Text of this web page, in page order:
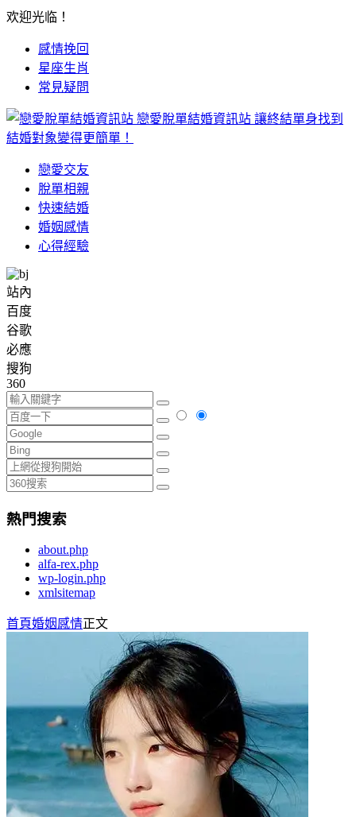
欢迎光临！
感情挽回
星座生肖
常見疑問
戀愛脫單結婚資訊站 讓終結單身找到
結婚對象變得更簡單！
戀愛交友
脫單相親
快速結婚
婚姻感情
心得經驗
站內
百度
谷歌
必應
搜狗
360
熱門搜索
about.php
alfa-rex.php
wp-login.php
xmlsitemap
首頁婚姻感情正文